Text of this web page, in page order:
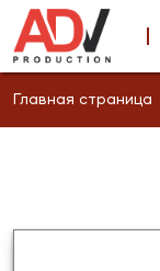
Главная страница